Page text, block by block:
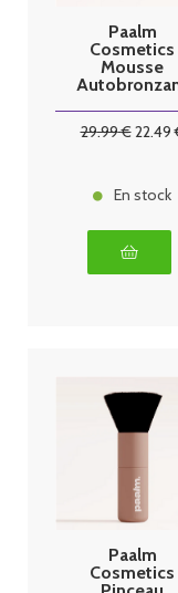
Paalm
Cosmetics
Mousse
29.99€22.49
En stock
Paalm
Cosmetics